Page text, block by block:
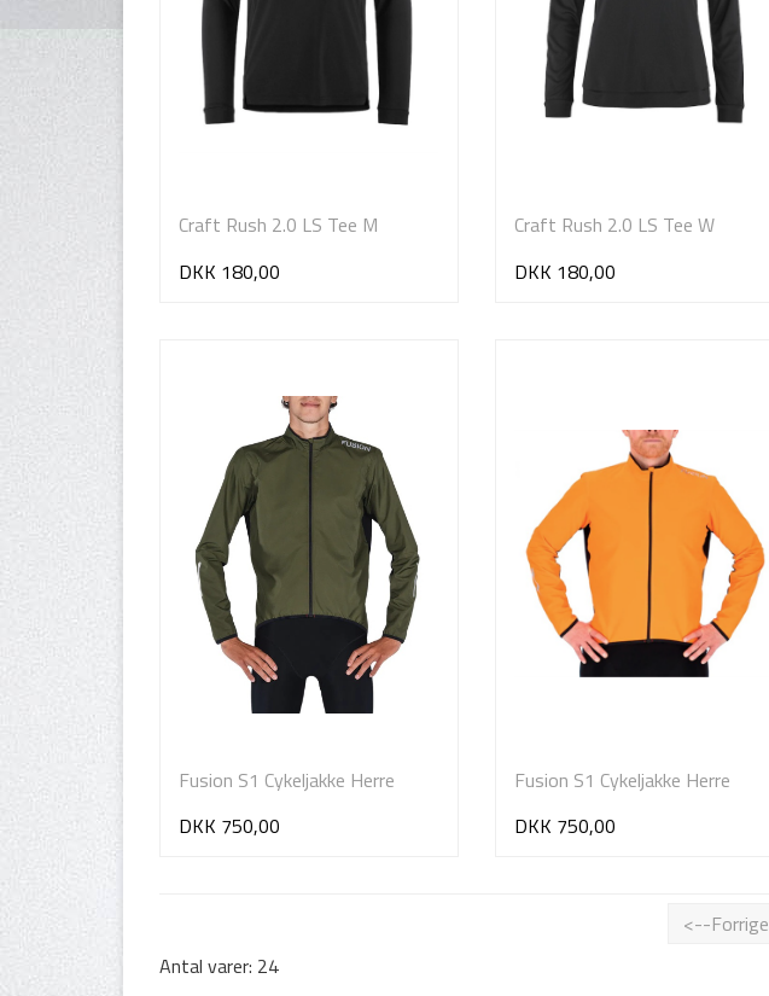
Craft Rush 2.0 LS Tee M
DKK 180,00
Craft Rush 2.0 LS Tee W
DKK 180,00
Fusion S1 Cykeljakke Herre
DKK 750,00
Fusion S1 Cykeljakke Herre
DKK 750,00
<--Forrige
Antal varer: 24